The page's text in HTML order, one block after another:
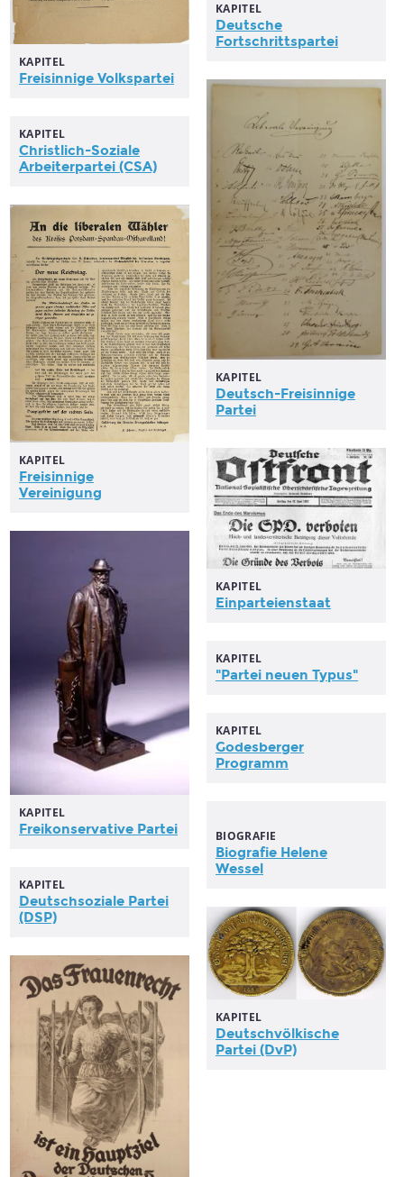
KAPITEL
Freisinnige Volkspartei
KAPITEL
Deutsche
Fortschrittspartei
KAPITEL
Deutsch-Freisinnige
Partei
KAPITEL
Christlich-Soziale
Arbeiterpartei (CSA)
KAPITEL
Freisinnige
Vereinigung
KAPITEL
Einparteienstaat
KAPITEL
Freikonservative Partei
KAPITEL
"Partei neuen Typus"
KAPITEL
Godesberger
Programm
BIOGRAFIE
Biografie Helene
Wessel
KAPITEL
Deutschsoziale Partei
(DSP)
KAPITEL
Deutschvölkische
Partei (DvP)